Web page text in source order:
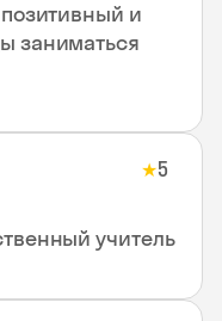
и
заниматься
★5
учитель